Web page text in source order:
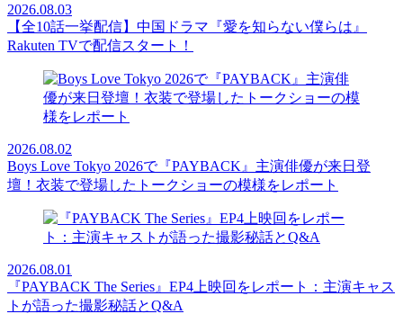
2026.08.03
【全10話一挙配信】中国ドラマ『愛を知らない僕らは』
Rakuten TVで配信スタート！
2026.08.02
Boys Love Tokyo 2026で『PAYBACK』主演俳優が来日登
壇！衣装で登場したトークショーの模様をレポート
2026.08.01
『PAYBACK The Series』EP4上映回をレポート：主演キャス
トが語った撮影秘話とQ&A